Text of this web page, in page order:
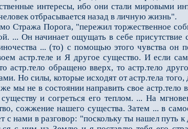
интересы, ибо они стали ми­ровыми
отбрасывается назад в личную жизнь".
Порога, "пережил торжественное
... Он начинает ощущать в себе присутствие
... (то) с помощью этого чувства он
астр.теле и Я другое существо. И если
астр.тело обращено вверх, то астр.тело
Но силы, которые исходят от астр.тела
мы не в состоянии направить свое астр.тело
и согреться его теплом. ... На
сожжение нашего существа. Затем ... в
с нами в разговор: "поскольку ты нашел путь